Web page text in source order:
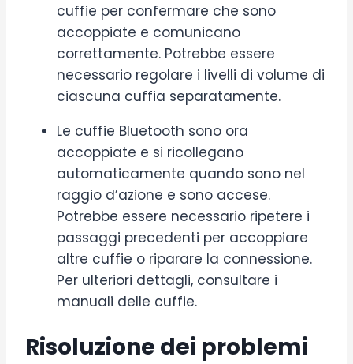
cuffie per confermare che sono
accoppiate e comunicano
correttamente. Potrebbe essere
necessario regolare i livelli di volume di
ciascuna cuffia separatamente.
Le cuffie Bluetooth sono ora
accoppiate e si ricollegano
automaticamente quando sono nel
raggio d’azione e sono accese.
Potrebbe essere necessario ripetere i
passaggi precedenti per accoppiare
altre cuffie o riparare la connessione.
Per ulteriori dettagli, consultare i
manuali delle cuffie.
Risoluzione dei problemi